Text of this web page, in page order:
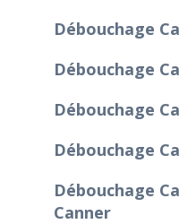
Débouchage
Débouchage
Débouchage
Débouchage
Débouchage
Canner